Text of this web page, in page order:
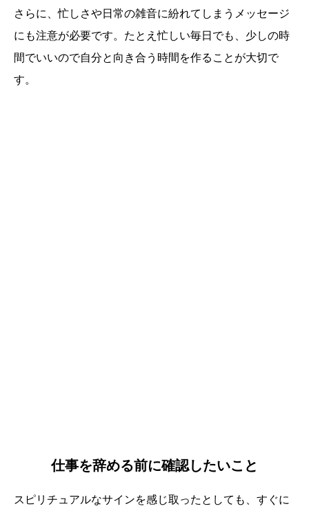
さらに、忙しさや日常の雑音に紛れてしまうメッセージ
にも注意が必要です。たとえ忙しい毎日でも、少しの時
間でいいので自分と向き合う時間を作ることが大切で
す。
仕事を辞める前に確認したいこと
スピリチュアルなサインを感じ取ったとしても、すぐに